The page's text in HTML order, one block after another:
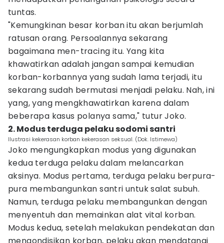
tuntas.
"Kemungkinan besar korban itu akan berjumlah
ratusan orang. Persoalannya sekarang
bagaimana men-tracing itu. Yang kita
khawatirkan adalah jangan sampai kemudian
korban-korbannya yang sudah lama terjadi, itu
sekarang sudah bermutasi menjadi pelaku. Nah, ini
yang, yang mengkhawatirkan karena dalam
beberapa kasus polanya sama," tutur Joko.
2. Modus terduga pelaku sodomi santri
Ilustrasi kekerasan korban kekerasan seksual. (Dok. Istimewa)
Joko mengungkapkan modus yang digunakan
kedua terduga pelaku dalam melancarkan
aksinya. Modus pertama, terduga pelaku berpura-
pura membangunkan santri untuk salat subuh.
Namun, terduga pelaku membangunkan dengan
menyentuh dan memainkan alat vital korban.
Modus kedua, setelah melakukan pendekatan dan